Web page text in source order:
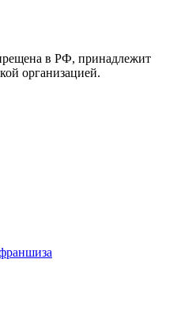
в РФ, принадлежит
организацией.